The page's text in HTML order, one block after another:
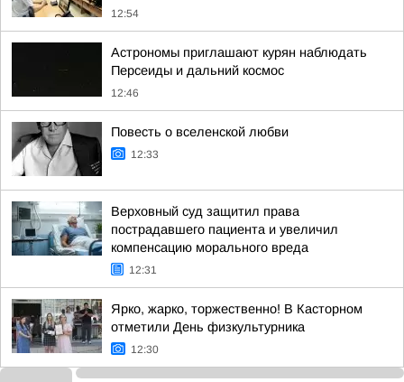
12:54
Астрономы приглашают курян наблюдать
Персеиды и дальний космос
12:46
Повесть о вселенской любви
12:33
Верховный суд защитил права
пострадавшего пациента и увеличил
компенсацию морального вреда
12:31
Ярко, жарко, торжественно! В Касторном
отметили День физкультурника
12:30